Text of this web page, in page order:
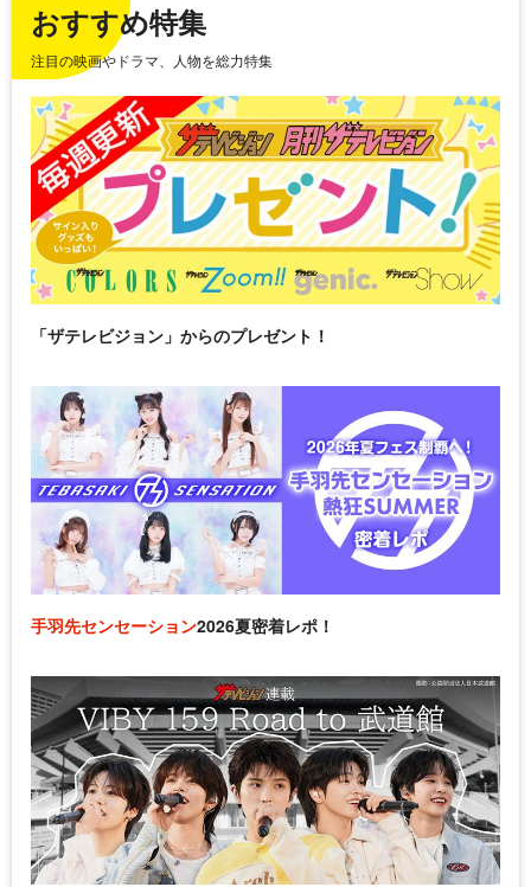
おすすめ特集
注目の映画やドラマ、人物を総力特集
「ザテレビジョン」からのプレゼント！
手羽先センセーション2026夏密着レポ！